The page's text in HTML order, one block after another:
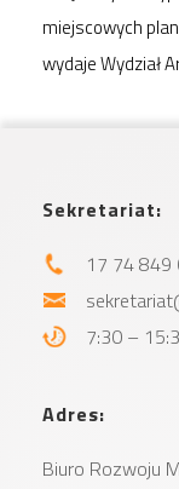
miejscowych
wydaje Wydział
Sekretariat:
17 74 849
7:30 –
Adres:
Biuro Rozwoju